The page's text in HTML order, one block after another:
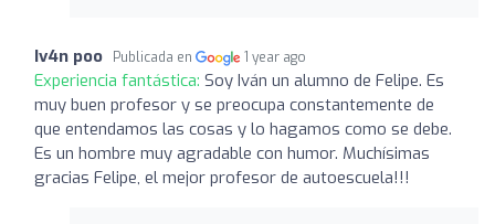
Iv4n poo Publicada en 1 year ago
Experiencia fantástica: Soy Iván un alumno de Felipe. Es
muy buen profesor y se preocupa constantemente de
que entendamos las cosas y lo hagamos como se debe.
Es un hombre muy agradable con humor. Muchísimas
gracias Felipe, el mejor profesor de autoescuela!!!